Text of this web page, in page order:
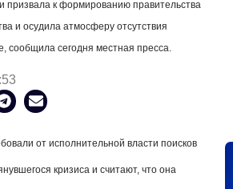
призвала к формированию правительства
и осудила атмосферу отсутствия
сообщила сегодня местная пресса.
от исполнительной власти поисков
кризиса и считают, что она